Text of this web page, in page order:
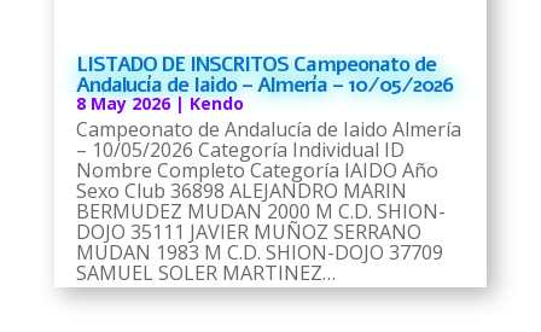
LISTADO DE INSCRITOS Campeonato de
Andalucía de Iaido – Almería – 10/05/2026
8 May 2026|Kendo
Campeonato de Andalucía de Iaido Almería
– 10/05/2026 Categoría Individual ID
Nombre Completo Categoría IAIDO Año
Sexo Club 36898 ALEJANDRO MARIN
BERMUDEZ MUDAN 2000 M C.D. SHION-
DOJO 35111 JAVIER MUÑOZ SERRANO
MUDAN 1983 M C.D. SHION-DOJO 37709
SAMUEL SOLER MARTINEZ…